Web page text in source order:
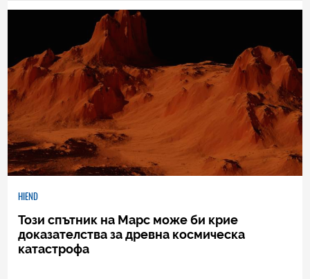
HIEND
Този спътник на Марс може би крие
доказателства за древна космическа
катастрофа